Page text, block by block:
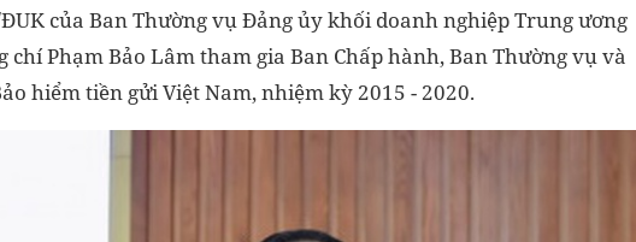
của Ban Thường vụ Đảng ủy khối doanh nghiệp Trung ương
chí Phạm Bảo Lâm tham gia Ban Chấp hành, Ban Thường vụ và
hiểm tiền gửi Việt Nam, nhiệm kỳ 2015 - 2020.